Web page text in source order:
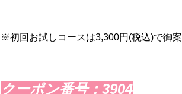
※初回お試しコースは3,300円(税込)で御案
クーポン番号：3904